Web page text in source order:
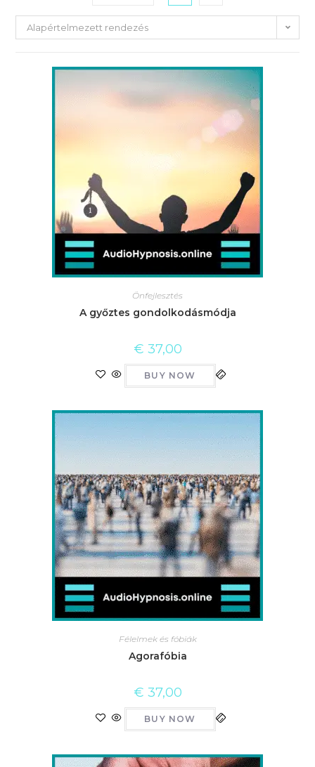
Alapértelmezett rendezés
Önfejlesztés
A győztes gondolkodásmódja
€ 37,00
BUY NOW
Félelmek és fóbiák
Agorafóbia
€ 37,00
BUY NOW